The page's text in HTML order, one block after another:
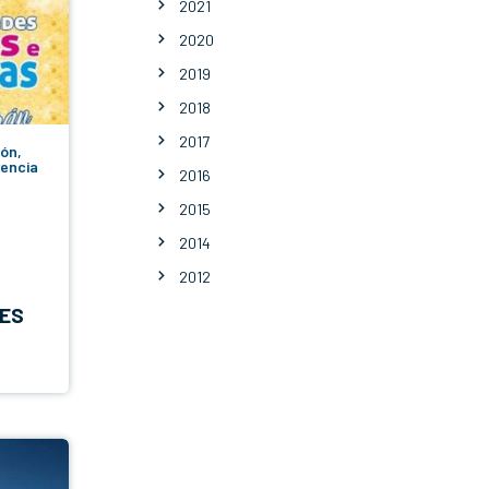
2021
2020
2019
2018
2017
2016
2015
2014
2012